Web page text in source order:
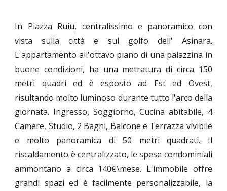
In Piazza Ruiu, centralissimo e panoramico con
vista sulla città e sul golfo dell' Asinara.
L'appartamento all'ottavo piano di una palazzina in
buone condizioni, ha una metratura di circa 150
metri quadri ed è esposto ad Est ed Ovest,
risultando molto luminoso durante tutto l'arco della
giornata. Ingresso, Soggiorno, Cucina abitabile, 4
Camere, Studio, 2 Bagni, Balcone e Terrazza vivibile
e molto panoramica di 50 metri quadrati. Il
riscaldamento è centralizzato, le spese condominiali
ammontano a circa 140€\mese. L'immobile offre
grandi spazi ed è facilmente personalizzabile, la